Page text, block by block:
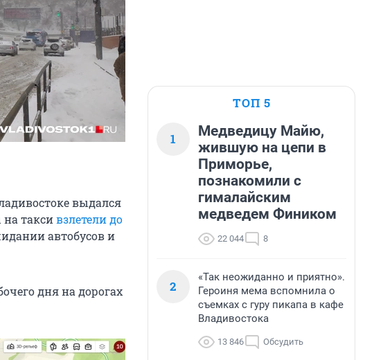
выдался
на таксивзлетели до
автобусов и
дня на дорогах
ТОП 5
1
Медведицу Майю,
жившую на цепи в
Приморье,
познакомили с
гималайским
медведем Фиником
22 044 8
2
«Так неожиданно и приятно».
Героиня мема вспомнила о
съемках с гуру пикапа в кафе
Владивостока
13 846 Обсудить